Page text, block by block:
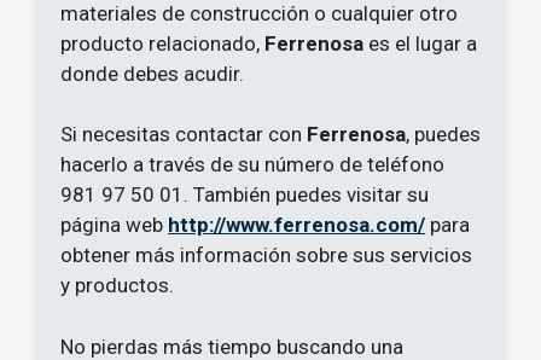
materiales de construcción o cualquier otro
producto relacionado, Ferrenosa es el lugar a
donde debes acudir.
Si necesitas contactar con Ferrenosa, puedes
hacerlo a través de su número de teléfono
981 97 50 01. También puedes visitar su
página web http://www.ferrenosa.com/ para
obtener más información sobre sus servicios
y productos.
No pierdas más tiempo buscando una